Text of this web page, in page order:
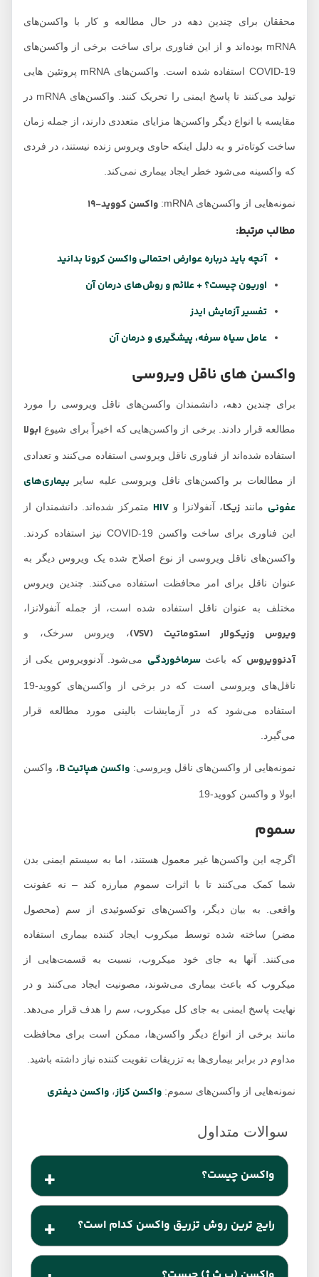
محققان برای چندین دهه در حال مطالعه و کار با واکسن‌های
mRNA بوده‌اند و از این فناوری برای ساخت برخی از واکسن‌های
COVID-19 استفاده شده است. واکسن‌های mRNA پروتئین هایی
تولید می‌کنند تا پاسخ ایمنی را تحریک کنند. واکسن‌های mRNA در
مقایسه با انواع دیگر واکسن‌ها مزایای متعددی دارند، از جمله زمان
ساخت کوتاه‌تر و به دلیل اینکه حاوی ویروس زنده نیستند، در فردی
که واکسینه می‌شود خطر ایجاد بیماری نمی‌کند.
نمونه‌هایی از واکسن‌های mRNA: واکسن کووید-19
مطالب مرتبط:
آنچه باید درباره عوارض احتمالی واکسن کرونا بدانید
اوریون چیست؟ + علائم و روش‌های درمان آن
تفسیر آزمایش ایدز
عامل سیاه سرفه، پیشگیری و درمان آن
واکسن های ناقل ویروسی
برای چندین دهه، دانشمندان واکسن‌های ناقل ویروسی را مورد
مطالعه قرار دادند. برخی از واکسن‌هایی که اخیراً برای شیوعابولا
استفاده شده‌اند از فناوری ناقل ویروسی استفاده می‌کنند و تعدادی
از مطالعات بر واکسن‌های ناقل ویروسی علیه سایربیماری‌های
عفونیمانندزیکا ، آنفولانزا وHIVمتمرکز شده‌اند. دانشمندان از
این فناوری برای ساخت واکسن COVID-19 نیز استفاده کردند.
واکسن‌های ناقل ویروسی از نوع اصلاح شده یک ویروس دیگر به
عنوان ناقل برای امر محافظت استفاده می‌کنند. چندین ویروس
مختلف به عنوان ناقل استفاده شده است، از جمله آنفولانزا،
ویروس وزیکولار استوماتیت (VSV) ، ویروس سرخک، و
آدنوویروسکه باعثسرماخوردگیمی‌شود. آدنوویروس یکی از
ناقل‌های ویروسی است که در برخی از واکسن‌های کووید-19
استفاده می‌شود که در آزمایشات بالینی مورد مطالعه قرار
می‌گیرد.
نمونه‌هایی از واکسن‌های ناقل ویروسی:واکسن هپاتیت B ، واکسن
ابولا و واکسن کووید-19
سموم
اگرچه این واکسن‌ها غیر معمول هستند، اما به سیستم ایمنی بدن
شما کمک می‌کنند تا با اثرات سموم مبارزه کند – نه عفونت
واقعی. به بیان دیگر، واکسن‌های توکسوئیدی از سم (محصول
مضر) ساخته شده توسط میکروب ایجاد کننده بیماری استفاده
می‌کنند. آنها به جای خود میکروب، نسبت به قسمت‌هایی از
میکروب که باعث بیماری می‌شوند، مصونیت ایجاد می‌کنند و در
نهایت پاسخ ایمنی به جای کل میکروب، سم را هدف قرار می‌دهد.
مانند برخی از انواع دیگر واکسن‌ها، ممکن است برای محافظت
مداوم در برابر بیماری‌ها به تزریقات تقویت کننده نیاز داشته باشید.
نمونه‌هایی از واکسن‌های سموم:واکسن کزاز، واکسن دیفتری
واکسن چیست؟
واکسن نوعی از درمان است که با هدف تحریک پاسخ
سیستم ایمنی بدن در برابر مبارزه با میکروب‌های عفونی
مانند باکتری‌ها و ویروس‌ها انجام می‌شود
رایج ترین روش تزریق واکسن کدام است؟
اکثر واکسن‌ها از طریق عضلانی یا زیر جلدی تجویز